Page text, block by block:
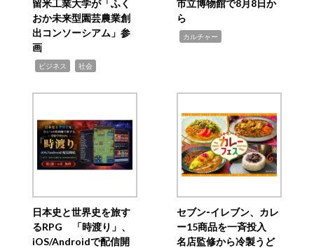
留米工業大学が「ふく
おか未来型園芸農業創
出コンソーシアム」参
画
ビジネス 社会
市立博物館で8月8日か
ら
カルチャー
日本史と世界史を旅す
るRPG 「時渡り」、
iOS/Androidで配信開
セブン‐イレブン、カレ
ー15商品を一斉投入
名店監修から冷製うど